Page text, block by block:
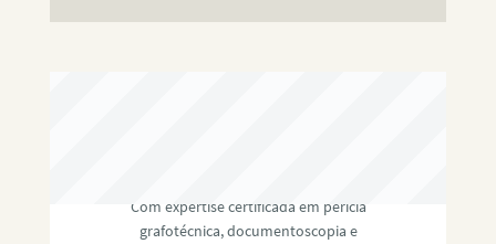
Com expertise certificada em perícia
grafotécnica, documentoscopia e